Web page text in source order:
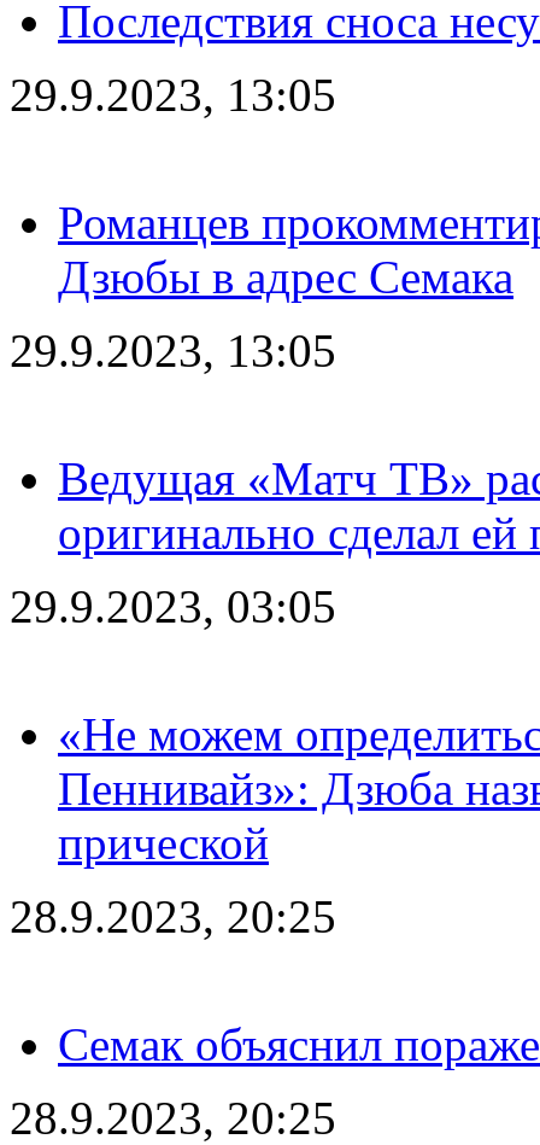
Последствия сноса
29.9.2023, 13:05
Романцев
Дзюбы в адрес Семака
29.9.2023, 13:05
Ведущая «Матч ТВ»
оригинально сделал ей
29.9.2023, 03:05
«Не можем
Пеннивайз»: Дзюба
прической
28.9.2023, 20:25
Семак объяснил
28.9.2023, 20:25